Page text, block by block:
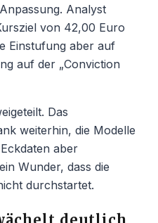
Analyst
von 42,00 Euro
Einstufung aber auf
auf der „Conviction
Das
weiterhin, die Modelle
aber
Wunder, dass die
durchstartet.